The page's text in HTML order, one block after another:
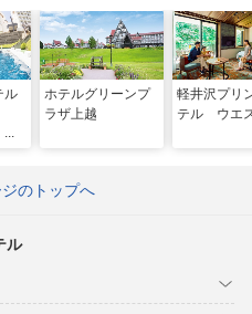
ル
ホテルグリーンプ
ラザ上越
軽井沢プリ
テル ウエ
のトップへ
ル